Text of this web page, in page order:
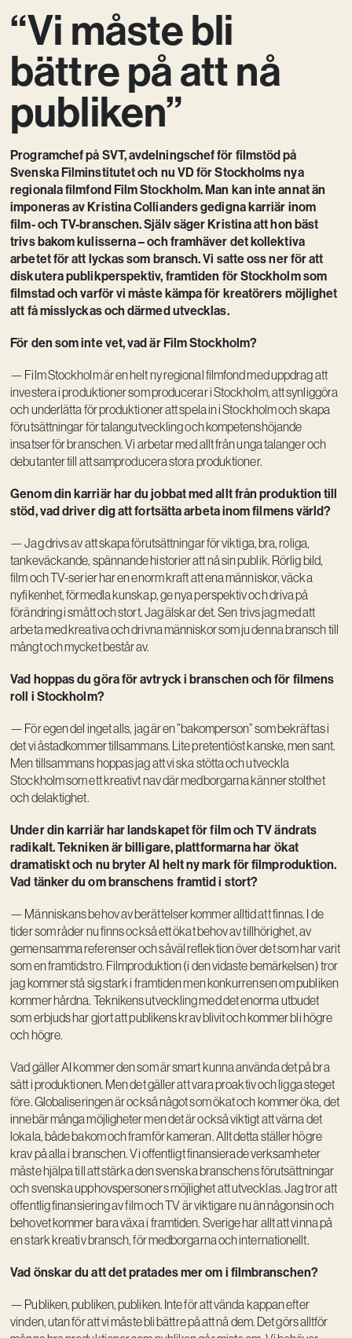
Kreativ utveckling
Vision
Kontakt
“Vi måste bli
bättre på att nå
publiken”
Programchef på SVT, avdelningschef för filmstöd på
Svenska Filminstitutet och nu VD för Stockholms nya
regionala filmfond Film Stockholm. Man kan inte annat än
imponeras av Kristina Collianders gedigna karriär inom
film- och TV-branschen. Själv säger Kristina att hon bäst
trivs bakom kulisserna – och framhäver det kollektiva
arbetet för att lyckas som bransch. Vi satte oss ner för att
diskutera publikperspektiv, framtiden för Stockholm som
filmstad och varför vi måste kämpa för kreatörers möjlighet
att få misslyckas och därmed utvecklas.
För den som inte vet, vad är Film Stockholm?
— Film Stockholm är en helt ny regional filmfond med uppdrag att
investera i produktioner som producerar i Stockholm, att synliggöra
och underlätta för produktioner att spela in i Stockholm och skapa
förutsättningar för talangutveckling och kompetenshöjande
insatser för branschen. Vi arbetar med allt från unga talanger och
debutanter till att samproducera stora produktioner.
Genom din karriär har du jobbat med allt från produktion till
stöd, vad driver dig att fortsätta arbeta inom filmens värld?
— Jag drivs av att skapa förutsättningar för viktiga, bra, roliga,
tankeväckande, spännande historier att nå sin publik. Rörlig bild,
film och TV-serier har en enorm kraft att ena människor, väcka
nyfikenhet, förmedla kunskap, ge nya perspektiv och driva på
förändring i smått och stort. Jag älskar det. Sen trivs jag med att
arbeta med kreativa och drivna människor som ju denna bransch till
mångt och mycket består av.
Vad hoppas du göra för avtryck i branschen och för filmens
roll i Stockholm?
— För egen del inget alls, jag är en ”bakomperson” som bekräftas i
det vi åstadkommer tillsammans. Lite pretentiöst kanske, men sant.
Men tillsammans hoppas jag att vi ska stötta och utveckla
Stockholm som ett kreativt nav där medborgarna känner stolthet
och delaktighet.
Under din karriär har landskapet för film och TV ändrats
radikalt. Tekniken är billigare, plattformarna har ökat
dramatiskt och nu bryter AI helt ny mark för filmproduktion.
Vad tänker du om branschens framtid i stort?
— Människans behov av berättelser kommer alltid att finnas. I de
tider som råder nu finns också ett ökat behov av tillhörighet, av
gemensamma referenser och såväl reflektion över det som har varit
som en framtidstro. Filmproduktion (i den vidaste bemärkelsen) tror
jag kommer stå sig stark i framtiden men konkurrensen om publiken
kommer hårdna. Teknikens utveckling med det enorma utbudet
som erbjuds har gjort att publikens krav blivit och kommer bli högre
och högre.
Vad gäller AI kommer den som är smart kunna använda det på bra
sätt i produktionen. Men det gäller att vara proaktiv och ligga steget
före. Globaliseringen är också något som ökat och kommer öka, det
innebär många möjligheter men det är också viktigt att värna det
lokala, både bakom och framför kameran. Allt detta ställer högre
krav på alla i branschen. Vi offentligt finansierade verksamheter
måste hjälpa till att stärka den svenska branschens förutsättningar
och svenska upphovspersoners möjlighet att utvecklas. Jag tror att
offentlig finansiering av film och TV är viktigare nu än någonsin och
behovet kommer bara växa i framtiden. Sverige har allt att vinna på
en stark kreativ bransch, för medborgarna och internationellt.
Vad önskar du att det pratades mer om i filmbranschen?
— Publiken, publiken, publiken. Inte för att vända kappan efter
vinden, utan för att vi måste bli bättre på att nå dem. Det görs alltför